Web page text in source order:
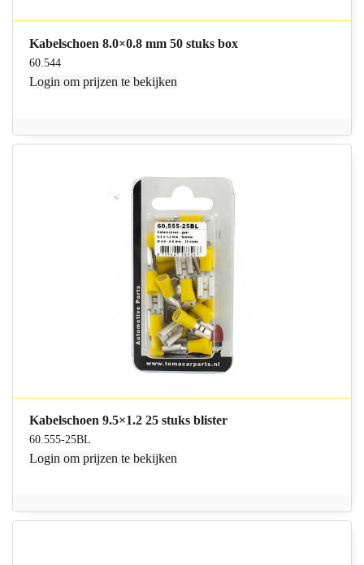
Kabelschoen 8.0×0.8 mm 50 stuks box
60.544
Login om prijzen te bekijken
Kabelschoen 9.5×1.2 25 stuks blister
60.555-25BL
Login om prijzen te bekijken